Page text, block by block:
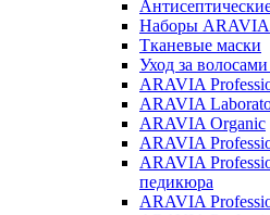
Наборы ARAVIA
Тканевые маски
Уход за
ARAVIA
ARAVIA
ARAVIA Organic
ARAVIA
ARAVIA
педикюра
ARAVIA